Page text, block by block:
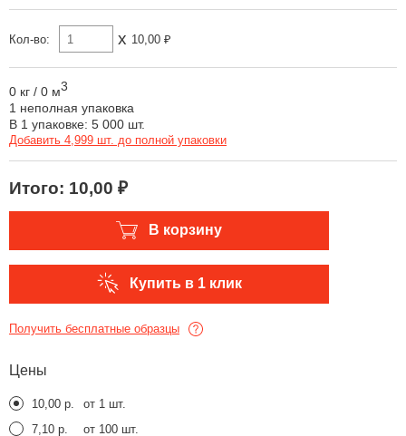
Кол-во: x 10,00 ₽
0 кг / 0 м3
1 неполная упаковка
В 1 упаковке: 5 000 шт.
Добавить 4,999 шт. до полной упаковки
Итого: 10,00 ₽
В корзину
Купить в 1 клик
Получить бесплатные образцы
Цены
10,00 р.
от 1 шт.
7,10 р.
от 100 шт.